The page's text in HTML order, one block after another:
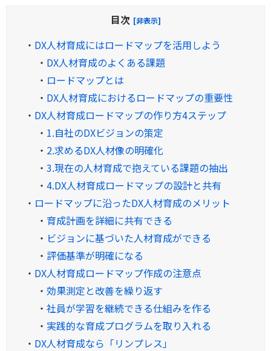
目次 [非表示]
・ DX人材育成にはロードマップを活用しよう
・ DX人材育成のよくある課題
・ ロードマップとは
・ DX人材育成におけるロードマップの重要性
・ DX人材育成ロードマップの作り方4ステップ
・ 1.自社のDXビジョンの策定
・ 2.求めるDX人材像の明確化
・ 3.現在の人材育成で抱えている課題の抽出
・ 4.DX人材育成ロードマップの設計と共有
・ ロードマップに沿ったDX人材育成のメリット
・ 育成計画を詳細に共有できる
・ ビジョンに基づいた人材育成ができる
・ 評価基準が明確になる
・ DX人材育成ロードマップ作成の注意点
・ 効果測定と改善を繰り返す
・ 社員が学習を継続できる仕組みを作る
・ 実践的な育成プログラムを取り入れる
・ DX人材育成なら「リンプレス」